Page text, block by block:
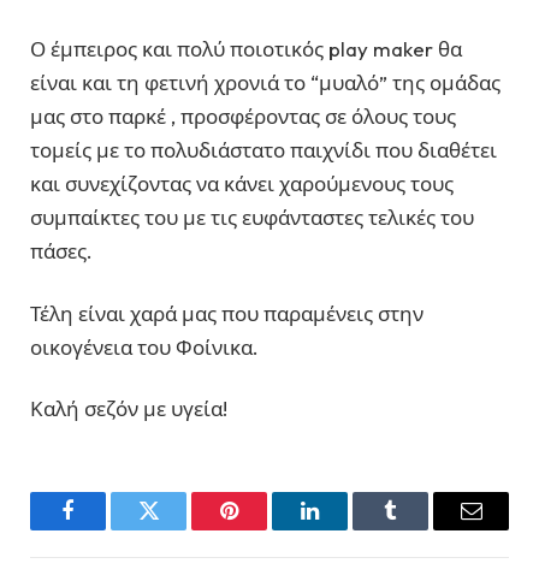
Ο έμπειρος και πολύ ποιοτικός play maker θα
είναι και τη φετινή χρονιά το “μυαλό” της ομάδας
μας στο παρκέ , προσφέροντας σε όλους τους
τομείς με το πολυδιάστατο παιχνίδι που διαθέτει
και συνεχίζοντας να κάνει χαρούμενους τους
συμπαίκτες του με τις ευφάνταστες τελικές του
πάσες.
Τέλη είναι χαρά μας που παραμένεις στην
οικογένεια του Φοίνικα.
Καλή σεζόν με υγεία!
FacebookTwitter Pinterest LinkedInTumblr Email